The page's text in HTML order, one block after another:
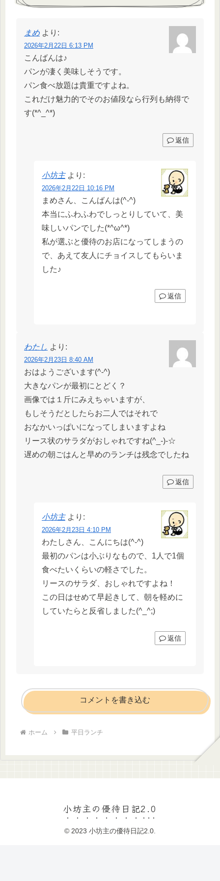
まめ より:
2026年2月22日 6:13 PM
こんばんは♪
パンが凄く美味しそうです。
パン食べ放題は貴重ですよね。
これだけ魅力的でそのお値段なら行列も納得で
す(*^_^*)
返信
小坊主 より:
2026年2月22日 10:16 PM
まめさん、こんばんは(^-^)
本当にふわふわでしっとりしていて、美
味しいパンでした(*^ω^*)
私が選ぶと優待のお店になってしまうの
で、あえて友人にチョイスしてもらいま
した♪
返信
わたし より:
2026年2月23日 8:40 AM
おはようございます(^-^)
大きなパンが最初にとどく？
画像では１斤にみえちゃいますが、
もしそうだとしたらお二人ではそれで
おなかいっぱいになってしまいますよね
リース状のサラダがおしゃれですね(^_-)-☆
遅めの朝ごはんと早めのランチは残念でしたね
返信
小坊主 より:
2026年2月23日 4:10 PM
わたしさん、こんにちは(^-^)
最初のパンは小ぶりなもので、1人で1個
食べたいくらいの軽さでした。
リースのサラダ、おしゃれですよね！
この日はせめて早起きして、朝を軽めに
していたらと反省しました(^_^;)
返信
コメントを書き込む
ホーム 平日ランチ
小坊主の優待日記2.0
© 2023 小坊主の優待日記2.0.